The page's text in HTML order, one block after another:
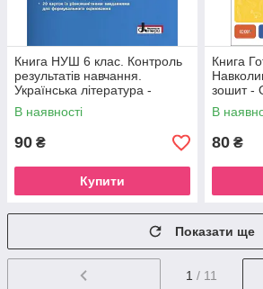
Книга НУШ 6 клас. Контроль
результатів навчання.
Українська література -
Олександр Заболотний,
Віктор Заболотний
В наявності
90 ₴
Купити
Книга
зошит -
В
80 ₴
Показати ще
1 / 11